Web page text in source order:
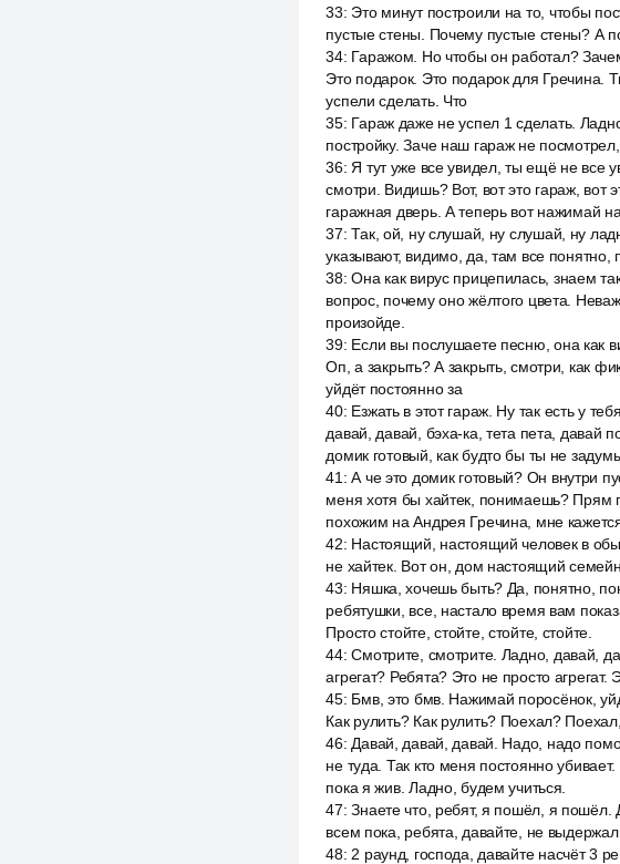
33: Это минут построили на то, чтобы
пустые стены. Почему пустые стены? А
34: Гаражом. Но чтобы он работал?
Это подарок. Это подарок для Гречина.
успели сделать. Что
35: Гараж даже не успел 1 сделать.
постройку. Заче наш гараж не
36: Я тут уже все увидел, ты ещё не все
смотри. Видишь? Вот, вот это гараж, вот
гаражная дверь. А теперь вот нажимай на
37:Так, ой, ну слушай, ну слушай, ну
указывают, видимо, да, там все понятно,
38:Она как вирус прицепилась, знаем
вопрос, почему оно жёлтого цвета.
произойде.
39: Если вы послушаете песню, она как
Оп, а закрыть? А закрыть, смотри, как
уйдёт постоянно за
40: Езжать в этот гараж. Ну так есть у
давай, давай, бэха-ка, тета пета, давай
домик готовый, как будто бы ты не
41 :А че это домик готовый? Он внутри
меня хотя бы хайтек, понимаешь? Прям
похожим на Андрея Гречина, мне
42: Настоящий, настоящий человек в
не хайтек. Вот он, дом настоящий
43: Няшка, хочешь быть? Да, понятно,
ребятушки, все, настало время вам
Просто стойте, стойте, стойте, стойте.
44:Смотрите, смотрите. Ладно, давай,
агрегат? Ребята? Это не просто
45: Бмв, это бмв. Нажимай поросёнок,
Как рулить? Как рулить? Поехал?
46: Давай, давай, давай. Надо, надо
не туда. Так кто меня постоянно
пока я жив. Ладно, будем учиться.
47:Знаете что, ребят, я пошёл, я пошёл.
всем пока, ребята, давайте, не
48: 2 раунд, господа, давайте насчёт 3